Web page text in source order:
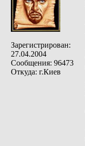
Зарегистрирован:
27.04.2004
Сообщения: 96473
Откуда: г.Киев